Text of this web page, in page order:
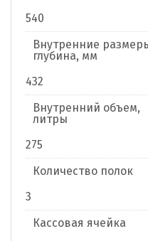
540
Внутренние
глубина, мм
432
Внутренний объем,
литры
275
Количество полок
3
Кассовая ячейка